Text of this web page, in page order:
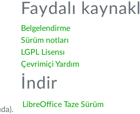
Faydalı
Belgelendirme
Sürüm notları
LGPL Lisensı
Çevrimiçi Yardım
İndir
LibreOffice Taze Sürüm